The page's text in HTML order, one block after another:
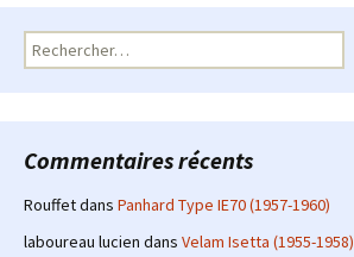
Rechercher :
Commentaires récents
Rouffetdans Panhard Type IE70 (1957-1960)
laboureau lucien dans Velam Isetta (1955-1958)